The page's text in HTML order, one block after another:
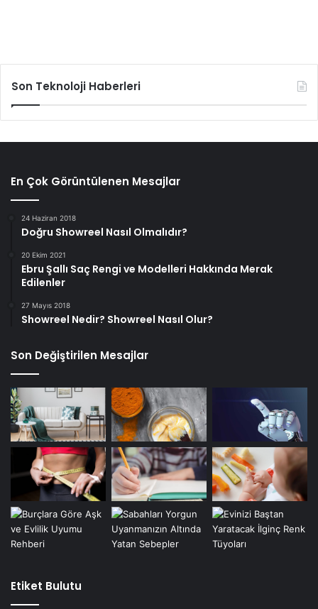
Son Teknoloji Haberleri
En Çok Görüntülenen Mesajlar
24 Haziran 2018
Doğru Showreel Nasıl Olmalıdır?
20 Ekim 2021
Ebru Şallı Saç Rengi ve Modelleri Hakkında Merak
Edilenler
27 Mayıs 2018
Showreel Nedir? Showreel Nasıl Olur?
Son Değiştirilen Mesajlar
Etiket Bulutu